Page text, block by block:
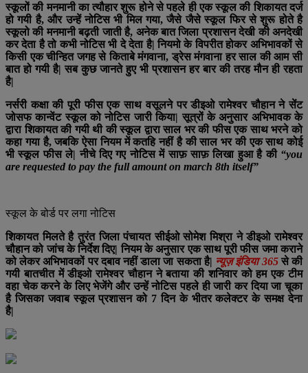
स्कूलों की मनमानी का त्यौहार शुरू होने से पहले ही एक स्कूल की शिकायत दर्ज
हो गयी है, और उन्हें नोटिस भी मिल गया, जैसे जैसे स्कूल फिर से शुरू होते है
स्कूलो की मनमानी बढ़ती जाती है, अनेक बात जिला प्रशासन देखी की अनदेखी
कर देता है तो कभी नोटिस भी दे देता है| नियमो के विपरीत होकर अभिभावकों से
किसी एक चीन्हित जगह से किताबे मंगवाना, ड्रेस मंगवाना हर साल की आम सी
बात हो गयी है| सब कुछ जानते हुए भी प्रशासन हर बार की तरह मौन ही रहता
है|
नर्सरी कक्षा की पूरी फीस एक साथ वसूलने पर डीइओ रामेश्वर चौहान ने सेंट
जोसफ कान्वेंट स्कूल को नोटिस जारी किया| सूत्रों के अनुसार अभिभावक के
द्वारा शिकायत की गयी थी की स्कूल द्वारा साल भर की फीस एक साथ भरने को
कहा गया है, जबकि ऐसा नियम में कतहि नहीं है की साल भर की एक साथ कोई
भी स्कूल फीस ले| नीचे दिए गए नोटिस में साफ़ साफ़ लिखा हुआ है की “you
are requested to pay the full amount on march 8th itself”
स्कूल के बोर्ड पर लगा नोटिस
शिकायत मिलते है तुरंत जिला पंचायत सीईओ सोमेश मिश्रा ने डीइओ रामेश्वर
चौहान को जांच के निर्देश दिए| नियम के अनुसार एक साथ पूरी फीस जमा कराने
को लेकर अभिभावकों पर दबाव नहीं डाला जा सकता है| न्यूज़ इंडिया 365से की
गयी बातचीत में डीइओ रामेश्वर चौहान ने बताया की शनिवार को हम एक टीम
वहा चेक करने के लिए भेजेंगे और उन्हें नोटिस पहले ही जारी कर दिया जा चूका
है जिसका जवाब स्कूल प्रशासन को 7 दिन के भीतर कलेक्टर के समक्ष देना
है|